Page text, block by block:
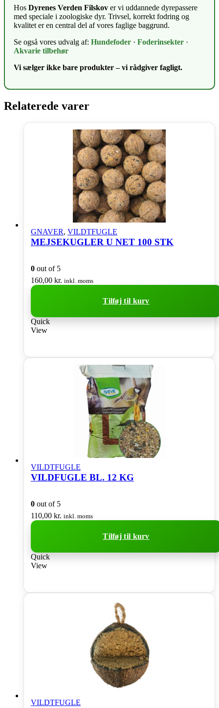
Hos Dyrenes Verden Filskov er vi uddannede dyrepassere
med speciale i zoologiske dyr. Trivsel, korrekt fodring og
kvalitet er en central del af vores faglige baggrund.
Se også vores udvalg af: Hundefoder · Foderinsekter ·
Akvarie tilbehør
Vi sælger ikke bare produkter – vi rådgiver fagligt.
Relaterede varer
GNAVER, VILDTFUGLE
MEJSEKUGLER U NET 100 STK
0 out of 5
160,00 kr. inkl. moms
Tilføj til kurv
Quick
View
VILDTFUGLE
VILDFUGLE BL. 12 KG
0 out of 5
110,00 kr. inkl. moms
Tilføj til kurv
Quick
View
VILDTFUGLE